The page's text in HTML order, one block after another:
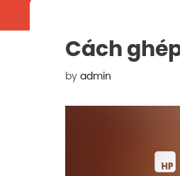
Cách
by admin